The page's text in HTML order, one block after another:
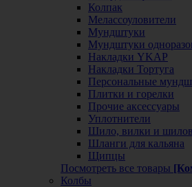
Колпак
Мелассоуловители
Мундштуки
Мундштуки
Накладки YKAP
Накладки Тортуга
Персональные
Плитки и горелки
Прочие аксессуары
Уплотнители
Шило, вилки и
Шланги для кальяна
Щипцы
Посмотреть все товары
Колбы